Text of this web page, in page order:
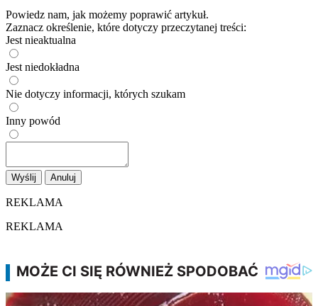
Powiedz nam, jak możemy poprawić artykuł.
Zaznacz określenie, które dotyczy przeczytanej treści:
Jest nieaktualna
Jest niedokładna
Nie dotyczy informacji, których szukam
Inny powód
Wyślij Anuluj
REKLAMA
REKLAMA